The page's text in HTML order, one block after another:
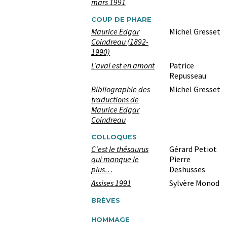
mars 1991
COUP DE PHARE
Maurice Edgar
Coindreau (1892-
1990)
Michel Gresset
L'aval est en amont
Patrice
Repusseau
Bibliographie des
traductions de
Maurice Edgar
Coindreau
Michel Gresset
COLLOQUES
C'est le thésaurus
qui manque le
plus…
Gérard Petiot
Pierre
Deshusses
Assises 1991
Sylvère Monod
BRÈVES
HOMMAGE